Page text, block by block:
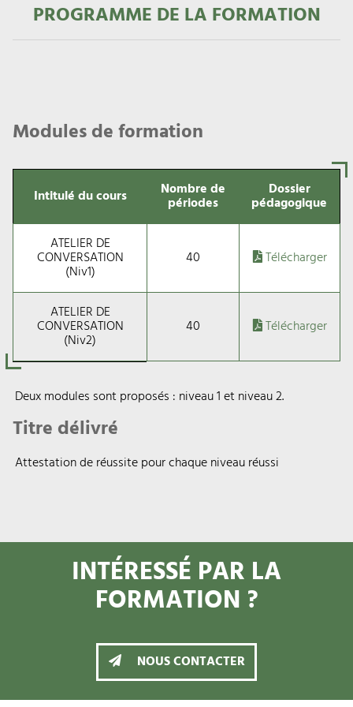
PROGRAMME DE LA FORMATION
Modules de formation
Intitulé du cours Nombre de
périodes
Dossier
pédagogique
ATELIER DE
CONVERSATION
(Niv1)
40 Télécharger
ATELIER DE
CONVERSATION
(Niv2)
40 Télécharger
Deux modules sont proposés : niveau 1 et niveau 2.
Titre délivré
Attestation de réussite pour chaque niveau réussi
INTÉRESSÉ PAR LA
FORMATION ?
NOUS CONTACTER